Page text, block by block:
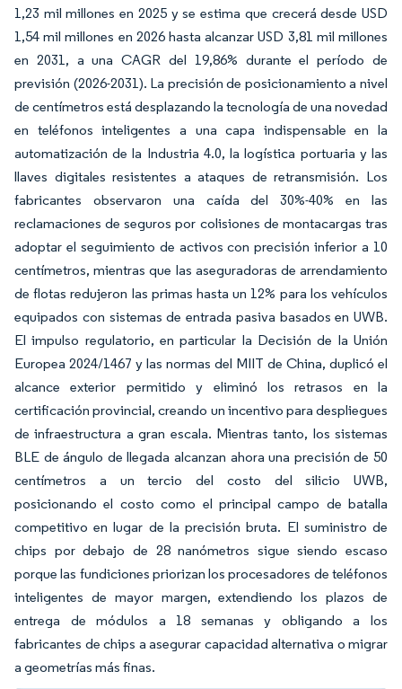
1,23 mil millones en 2025 y se estima que crecerá desde USD
1,54 mil millones en 2026 hasta alcanzar USD 3,81 mil millones
en 2031, a una CAGR del 19,86% durante el período de
previsión (2026-2031). La precisión de posicionamiento a nivel
de centímetros está desplazando la tecnología de una novedad
en teléfonos inteligentes a una capa indispensable en la
automatización de la Industria 4.0, la logística portuaria y las
llaves digitales resistentes a ataques de retransmisión. Los
fabricantes observaron una caída del 30%-40% en las
reclamaciones de seguros por colisiones de montacargas tras
adoptar el seguimiento de activos con precisión inferior a 10
centímetros, mientras que las aseguradoras de arrendamiento
de flotas redujeron las primas hasta un 12% para los vehículos
equipados con sistemas de entrada pasiva basados en UWB.
El impulso regulatorio, en particular la Decisión de la Unión
Europea 2024/1467 y las normas del MIIT de China, duplicó el
alcance exterior permitido y eliminó los retrasos en la
certificación provincial, creando un incentivo para despliegues
de infraestructura a gran escala. Mientras tanto, los sistemas
BLE de ángulo de llegada alcanzan ahora una precisión de 50
centímetros a un tercio del costo del silicio UWB,
posicionando el costo como el principal campo de batalla
competitivo en lugar de la precisión bruta. El suministro de
chips por debajo de 28 nanómetros sigue siendo escaso
porque las fundiciones priorizan los procesadores de teléfonos
inteligentes de mayor margen, extendiendo los plazos de
entrega de módulos a 18 semanas y obligando a los
fabricantes de chips a asegurar capacidad alternativa o migrar
a geometrías más finas.